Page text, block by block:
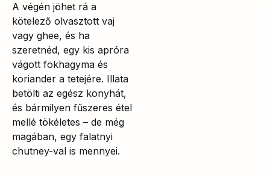
A végén jöhet rá a
kötelező olvasztott vaj
vagy ghee, és ha
szeretnéd, egy kis apróra
vágott fokhagyma és
koriander a tetejére. Illata
betölti az egész konyhát,
és bármilyen fűszeres étel
mellé tökéletes – de még
magában, egy falatnyi
chutney-val is mennyei.